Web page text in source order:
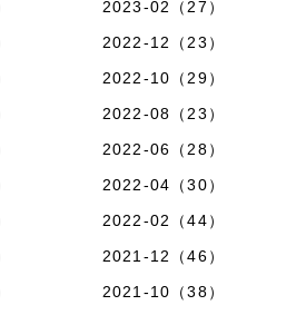
2023-02（27）
2022-12（23）
2022-10（29）
2022-08（23）
2022-06（28）
2022-04（30）
2022-02（44）
2021-12（46）
2021-10（38）